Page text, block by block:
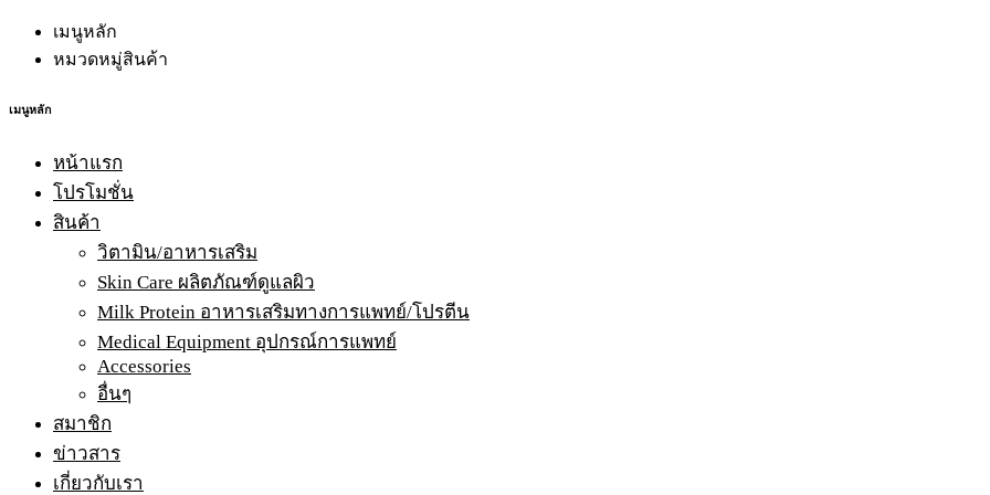
เมนูหลัก
หมวดหมู่สินค้า
เมนูหลัก
หน้าแรก
โปรโมชั่น
สินค้า
วิตามิน/อาหารเสริม
Skin Care ผลิตภัณฑ์ดูแลผิว
Milk Protein อาหารเสริมทางการแพทย์/โปรตีน
Medical Equipment อุปกรณ์การแพทย์
Accessories
อื่นๆ
สมาชิก
ข่าวสาร
เกี่ยวกับเรา